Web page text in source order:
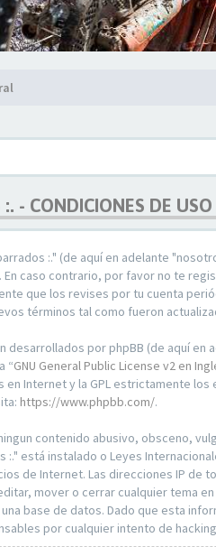
- CONDICIONES DE USO
:." (de aquí en adelante
caso contrario, por favor no te
que los revises por tu cuenta
términos tal como fueron
desarrollados por phpBB (de aquí en
“GNU General Public License v2 en
en Internet y la GPL estrictamente
https://www.phpbb.com/.
contenido abusivo, obsceno,
:." está instalado o Leyes
de Internet. Las direcciones IP de
mover o cerrar cualquier tema
base de datos. Dado que esta
por cualquier intento de